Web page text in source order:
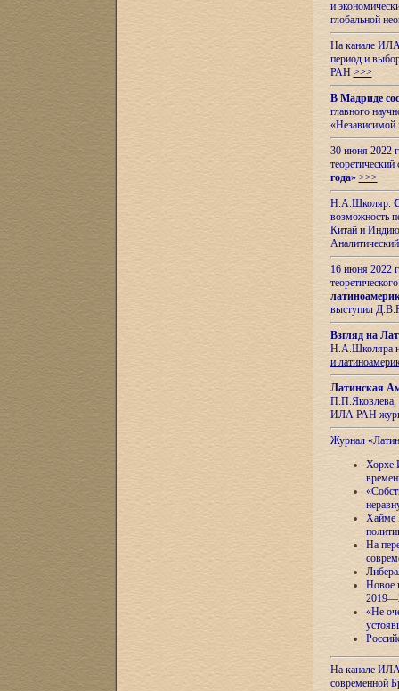
и
глобальной
На канале
период и
РАН >>>
В Мадриде
главного
«Независимой
30 июня 2022
года» >>>
Н.А.Школяр.
возможность
Китай и
16 июня 2022
выступил
Взгляд на
Н.А.Школяра
и
Латинская
П.П.Яковлева,
ИЛА РАН
Журнал
Хорхе
Хайме
На
Новое
«Не
На канале ИЛА
современной